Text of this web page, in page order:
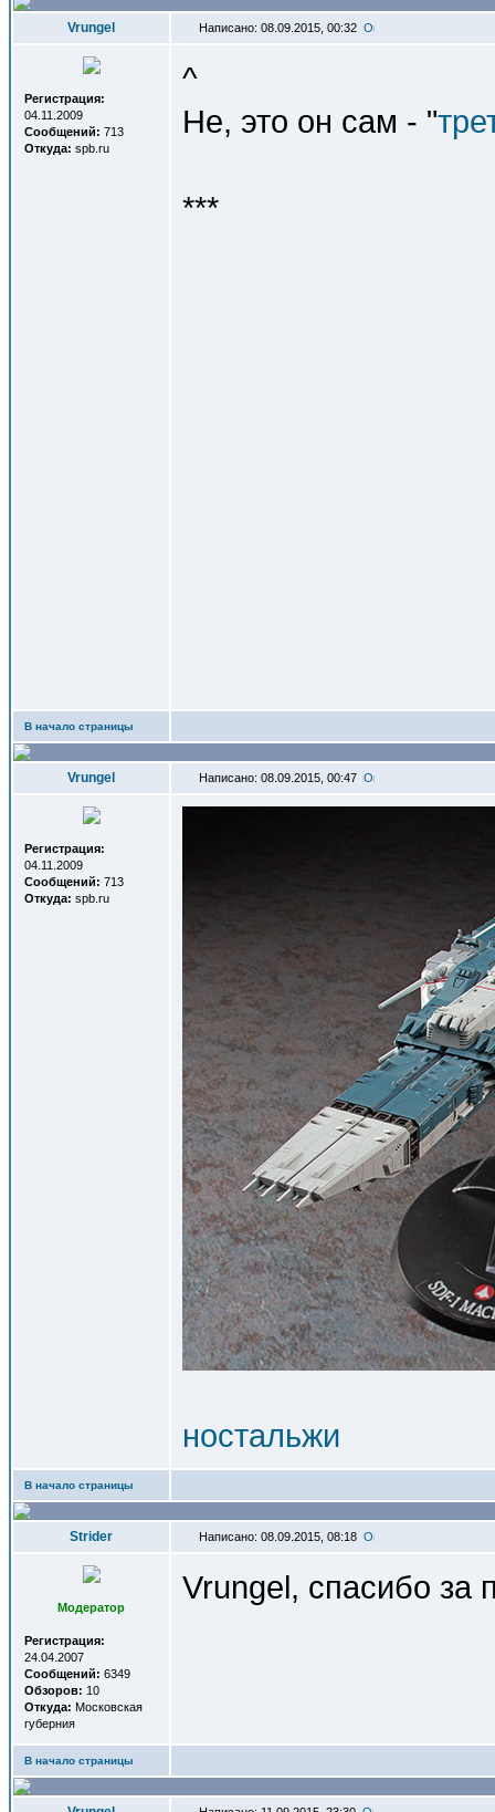
Vrungel Написано: 08.09.2015, 00:32
Регистрация:
04.11.2009
Сообщений: 713
Откуда: spb.ru
^
Не, это он сам - "
***
В начало страницы
Vrungel Написано: 08.09.2015, 00:47
Регистрация:
04.11.2009
Сообщений: 713
Откуда: spb.ru
ностальжи
В начало страницы
Strider Написано: 08.09.2015, 08:18
Модератор
Регистрация:
24.04.2007
Сообщений: 6349
Обзоров: 10
Откуда: Московская
губерния
Vrungel, спасибо за
В начало страницы